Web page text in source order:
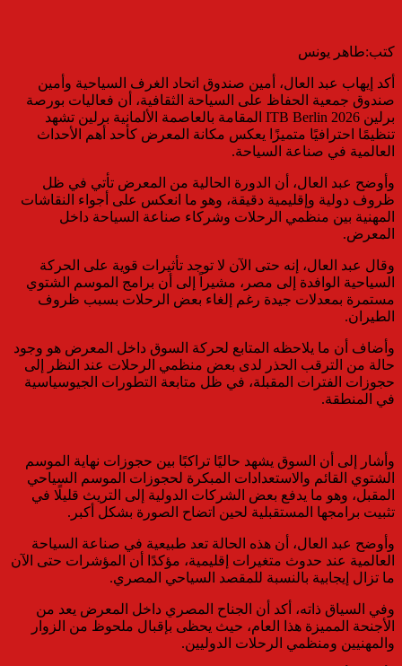
كتب:طاهر يونس
أكد إيهاب عبد العال، أمين صندوق اتحاد الغرف السياحية وأمين
صندوق جمعية الحفاظ على السياحة الثقافية، أن فعاليات بورصة
برلين ITB Berlin 2026 المقامة بالعاصمة الألمانية برلين تشهد
تنظيمًا احترافيًا متميزًا يعكس مكانة المعرض كأحد أهم الأحداث
العالمية في صناعة السياحة.
وأوضح عبد العال، أن الدورة الحالية من المعرض تأتي في ظل
ظروف دولية وإقليمية دقيقة، وهو ما انعكس على أجواء النقاشات
المهنية بين منظمي الرحلات وشركاء صناعة السياحة داخل
المعرض.
وقال عبد العال، إنه حتى الآن لا توجد تأثيرات قوية على الحركة
السياحية الوافدة إلى مصر، مشيراً إلى أن برامج الموسم الشتوي
مستمرة بمعدلات جيدة رغم إلغاء بعض الرحلات بسبب ظروف
الطيران.
وأضاف أن ما يلاحظه المتابع لحركة السوق داخل المعرض هو وجود
حالة من الترقب الحذر لدى بعض منظمي الرحلات عند النظر إلى
حجوزات الفترات المقبلة، في ظل متابعة التطورات الجيوسياسية
في المنطقة.
وأشار إلى أن السوق يشهد حاليًا تراكبًا بين حجوزات نهاية الموسم
الشتوي القائم والاستعدادات المبكرة لحجوزات الموسم السياحي
المقبل، وهو ما يدفع بعض الشركات الدولية إلى التريث قليلًا في
تثبيت برامجها المستقبلية لحين اتضاح الصورة بشكل أكبر.
وأوضح عبد العال، أن هذه الحالة تعد طبيعية في صناعة السياحة
العالمية عند حدوث متغيرات إقليمية، مؤكدًا أن المؤشرات حتى الآن
ما تزال إيجابية بالنسبة للمقصد السياحي المصري.
وفي السياق ذاته، أكد أن الجناح المصري داخل المعرض يعد من
الأجنحة المميزة هذا العام، حيث يحظى بإقبال ملحوظ من الزوار
والمهنيين ومنظمي الرحلات الدوليين.